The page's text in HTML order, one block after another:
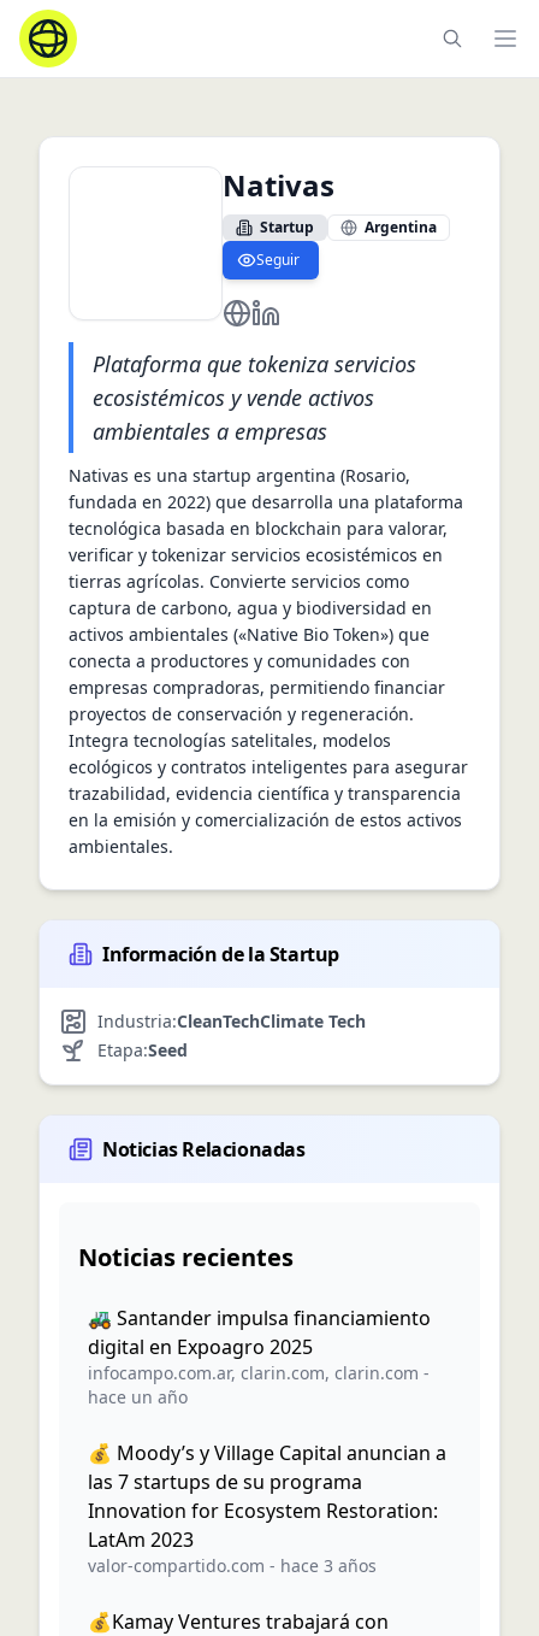
Nativas
Startup
Argentina
Seguir
https://nativas.la
https://www.linkedin.com/
Plataforma que tokeniza servicios
ecosistémicos y vende activos
ambientales a empresas
Nativas es una startup argentina (Rosario,
fundada en 2022) que desarrolla una plataforma
tecnológica basada en blockchain para valorar,
verificar y tokenizar servicios ecosistémicos en
tierras agrícolas. Convierte servicios como
captura de carbono, agua y biodiversidad en
activos ambientales («Native Bio Token») que
conecta a productores y comunidades con
empresas compradoras, permitiendo financiar
proyectos de conservación y regeneración.
Integra tecnologías satelitales, modelos
ecológicos y contratos inteligentes para asegurar
trazabilidad, evidencia científica y transparencia
en la emisión y comercialización de estos activos
ambientales.
Información de la Startup
Industria:CleanTechClimate Tech
Etapa:Seed
Noticias Relacionadas
Noticias recientes
🚜 Santander impulsa financiamiento
digital en Expoagro 2025
infocampo.com.ar, clarin.com, clarin.com -
hace un año
💰 Moody’s y Village Capital anuncian a
las 7 startups de su programa
Innovation for Ecosystem Restoration:
LatAm 2023
valor-compartido.com - hace 3 años
💰Kamay Ventures trabajará con